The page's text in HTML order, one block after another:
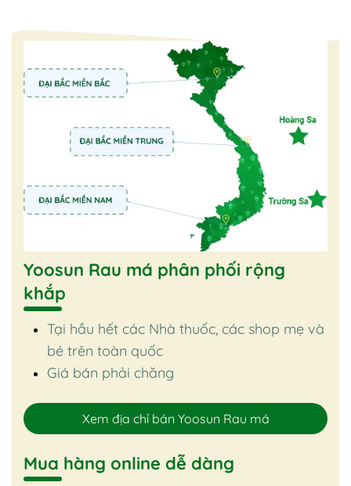
Yoosun Rau má phân phối rộng
khắp
Tại hầu hết các Nhà thuốc, các shop mẹ và
bé trên toàn quốc
Giá bán phải chăng
Xem địa chỉ bán Yoosun Rau má
Mua hàng online dễ dàng